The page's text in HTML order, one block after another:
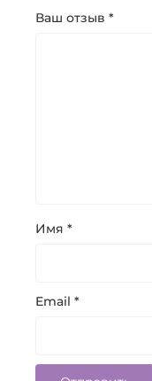
Ваш отзыв *
Имя *
Email *